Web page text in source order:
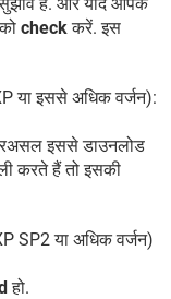
checkकरें. इस
या इससे अधिक वर्जन):
इससे डाउनलोड
करते हैं तो इसकी
SP2 या अधिक वर्जन)
हो.